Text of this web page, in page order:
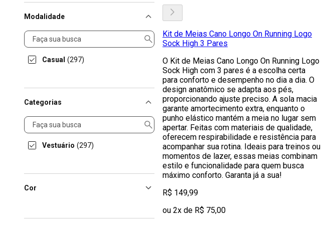
Modalidade
Modalidade
Casual (297)
Categorias
Categorias
Vestuário (297)
Cor
Kit de Meias Cano Longo On Running Logo
Sock High 3 Pares
O Kit de Meias Cano Longo On Running Logo
Sock High com 3 pares é a escolha certa
para conforto e desempenho no dia a dia. O
design anatômico se adapta aos pés,
proporcionando ajuste preciso. A sola macia
garante amortecimento extra, enquanto o
punho elástico mantém a meia no lugar sem
apertar. Feitas com materiais de qualidade,
oferecem respirabilidade e resistência para
acompanhar sua rotina. Ideais para treinos ou
momentos de lazer, essas meias combinam
estilo e funcionalidade para quem busca
máximo conforto. Garanta já a sua!
R$ 149,99
ou 2x de R$ 75,00